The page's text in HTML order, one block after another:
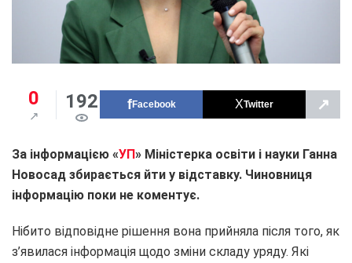
0 192 Facebook Twitter ↗
За інформацією «УП» Міністерка освіти і науки Ганна
Новосад збирається йти у відставку. Чиновниця
інформацію поки не коментує.
Нібито відповідне рішення вона прийняла після того, як
з’явилася інформація щодо зміни складу уряду. Які